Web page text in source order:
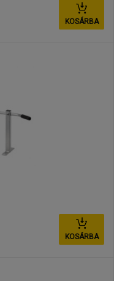
KOSÁRBA
KOSÁRBA